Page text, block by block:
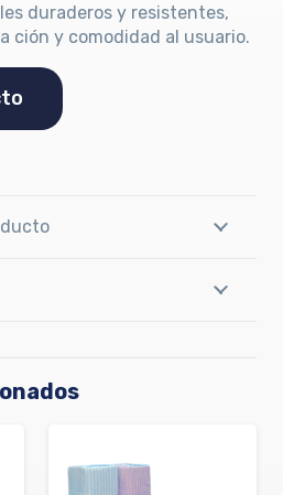
duraderos y resistentes,
ción y comodidad al usuario.